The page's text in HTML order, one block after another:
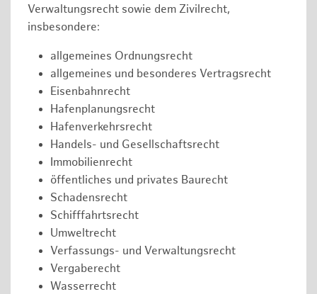
Verwaltungsrecht sowie dem Zivilrecht,
insbesondere:
allgemeines Ordnungsrecht
allgemeines und besonderes Vertragsrecht
Eisenbahnrecht
Hafenplanungsrecht
Hafenverkehrsrecht
Handels- und Gesellschaftsrecht
Immobilienrecht
öffentliches und privates Baurecht
Schadensrecht
Schifffahrtsrecht
Umweltrecht
Verfassungs- und Verwaltungsrecht
Vergaberecht
Wasserrecht